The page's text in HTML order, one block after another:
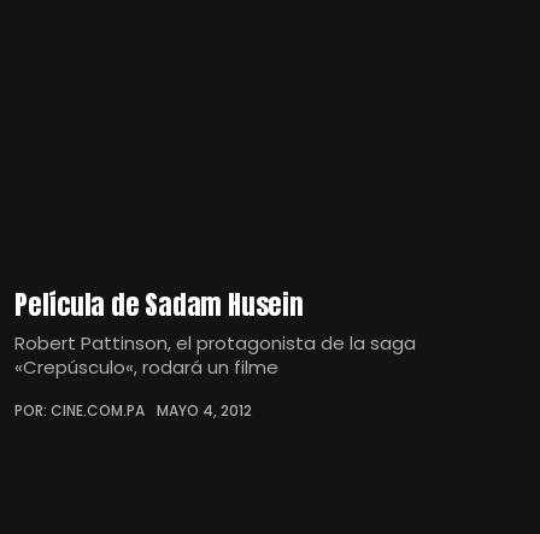
Película de Sadam Husein
Robert Pattinson, el protagonista de la saga
«Crepúsculo«, rodará un filme
POR: CINE.COM.PA MAYO 4, 2012